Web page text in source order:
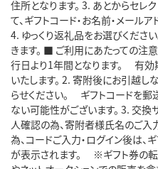
住所となります。 3. あとからセレ
て、ギフトコード・お名前・メール
4. ゆっくり返礼品をお選びくださ
きます。 ■ ご利用にあたっての注
行日より1年間となります。 有効
いたします。 2. 寄附後にお引越
らせください。 ギフトコードを郵
ない可能性がございます。 3. 交換
人確認の為、寄附者様氏名のご
為、コードご入力・ログイン後は
が表示されます。 ※ギフト券の転